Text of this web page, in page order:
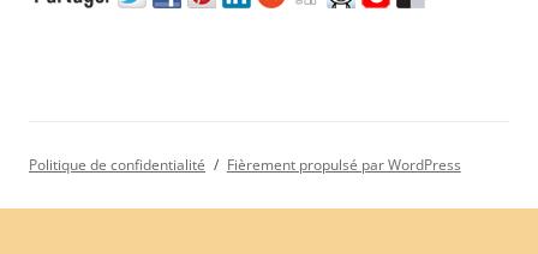
Politique de confidentialité Fièrement propulsé par WordPress